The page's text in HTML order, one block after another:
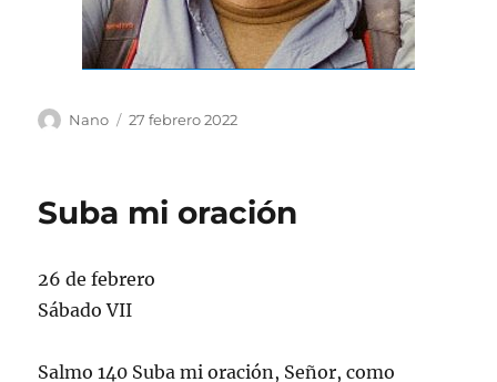
Autor
Nano
Publicado
27 febrero 2022
Suba mi oración
26 de febrero
Sábado VII
Salmo 140 Suba mi oración, Señor, como